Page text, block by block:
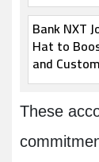
Bank NXT
Hat to
and
These